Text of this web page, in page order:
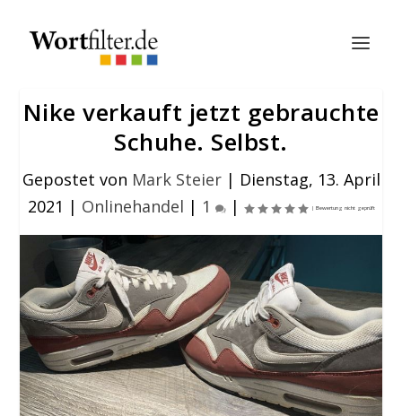
Nike verkauft jetzt gebrauchte
Schuhe. Selbst.
Gepostet von Mark Steier| Dienstag, 13. April
2021 | Onlinehandel | 1 |